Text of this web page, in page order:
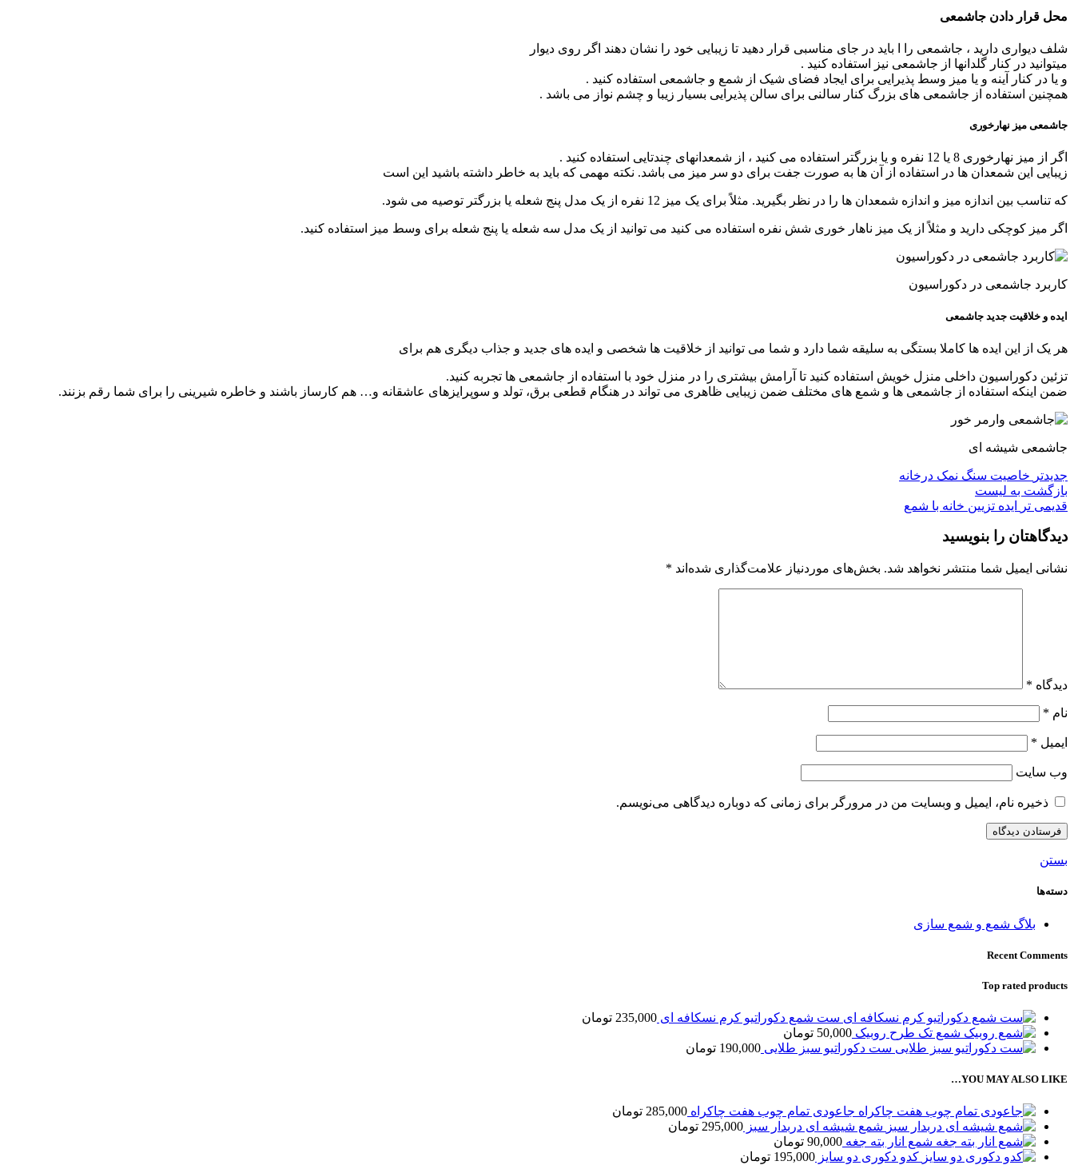
محل قرار دادن جاشمعی
شلف دیواری دارید ، جاشمعی را ا باید در جای مناسبی قرار دهید تا زیبایی خود را نشان دهند اگر روی دیوار
میتوانید در کنار گلدانها از جاشمعی نیز استفاده کنید .
و یا در کنار آینه و یا میز وسط پذیرایی برای ایجاد فضای شیک از شمع و جاشمعی استفاده کنید .
همچنین استفاده از جاشمعی های بزرگ کنار سالنی برای سالن پذیرایی بسیار زیبا و چشم نواز می باشد .
جاشمعی میز نهارخوری
اگر از میز نهارخوری 8 یا 12 نفره و یا بزرگتر استفاده می کنید ، از شمعدانهای چندتایی استفاده کنید .
زیبایی این شمعدان ها در استفاده از آن ها به صورت جفت برای دو سر میز می باشد. نکته مهمی که باید به خاطر داشته باشید این است
که تناسب بین اندازه میز و اندازه شمعدان ها را در نظر بگیرید. مثلاً برای یک میز 12 نفره از یک مدل پنج شعله یا بزرگتر توصیه می شود.
اگر میز کوچکی دارید و مثلاً از یک میز ناهار خوری شش نفره استفاده می کنید می توانید از یک مدل سه شعله یا پنج شعله برای وسط میز استفاده کنید.
کاربرد جاشمعی در دکوراسیون
ایده و خلاقیت جدید جاشمعی
هر یک از این ایده ها کاملا بستگی به سلیقه شما دارد و شما می توانید از خلاقیت ها شخصی و ایده های جدید و جذاب دیگری هم برای
تزئین دکوراسیون داخلی منزل خویش استفاده کنید تا آرامش بیشتری را در منزل خود با استفاده از جاشمعی ها تجربه کنید.
ضمن اینکه استفاده از جاشمعی ها و شمع های مختلف ضمن زیبایی ظاهری می تواند در هنگام قطعی برق، تولد و سوپرایزهای عاشقانه و… هم کارساز باشند و خاطره شیرینی را برای شما رقم بزنند.
جاشمعی شیشه ای
جدیدتر خاصیت سنگ نمک درخانه
بازگشت به لیست
قدیمی تر
ایده تزیین خانه با شمع
دیدگاهتان را بنویسید
نشانی ایمیل شما منتشر نخواهد شد. بخش‌های موردنیاز علامت‌گذاری شده‌اند *
دیدگاه *
نام *
ایمیل *
وب‌ سایت
ذخیره نام، ایمیل و وبسایت من در مرورگر برای زمانی که دوباره دیدگاهی می‌نویسم.
بستن
دسته‌ها
بلاگ شمع و شمع سازی
Recent Comments
Top rated products
ست شمع دکوراتیو کرم نسکافه ای 235,000 تومان
شمع تک طرح روبیک 50,000 تومان
ست دکوراتیو سبز طلایی 190,000 تومان
YOU MAY ALSO LIKE…
جاعودی تمام چوب هفت چاکراه 285,000 تومان
شمع شیشه ای دربدار سبز 295,000 تومان
شمع انار بته جغه 90,000 تومان
کدو دکوری دو سایز 195,000 تومان